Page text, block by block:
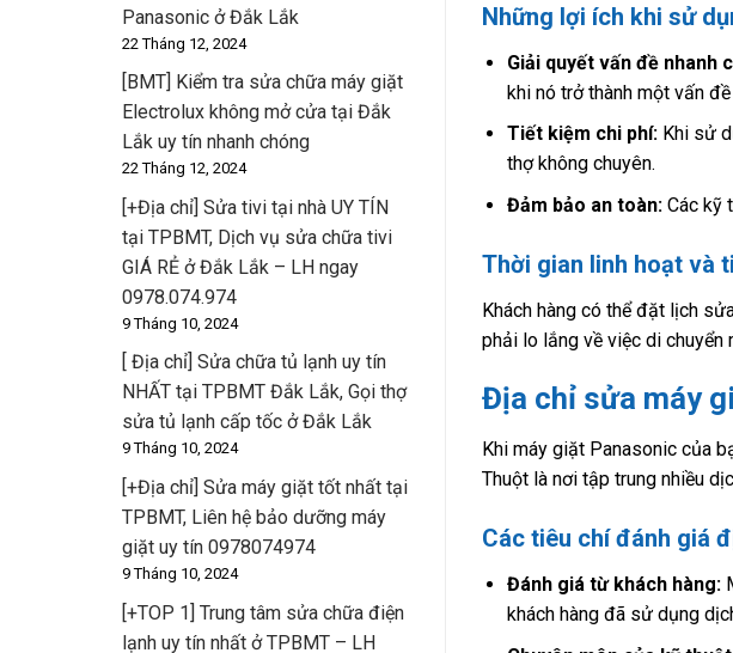
Panasonic ở Đắk Lắk
22 Tháng 12, 2024
[BMT] Kiểm tra sửa chữa máy giặt
Electrolux không mở cửa tại Đắk
Lắk uy tín nhanh chóng
22 Tháng 12, 2024
[+Địa chỉ] Sửa tivi tại nhà UY TÍN
tại TPBMT, Dịch vụ sửa chữa tivi
GIÁ RẺ ở Đắk Lắk – LH ngay
0978.074.974
9 Tháng 10, 2024
[ Địa chỉ] Sửa chữa tủ lạnh uy tín
NHẤT tại TPBMT Đắk Lắk, Gọi thợ
sửa tủ lạnh cấp tốc ở Đắk Lắk
9 Tháng 10, 2024
[+Địa chỉ] Sửa máy giặt tốt nhất tại
TPBMT, Liên hệ bảo dưỡng máy
giặt uy tín 0978074974
9 Tháng 10, 2024
[+TOP 1] Trung tâm sửa chữa điện
lạnh uy tín nhất ở TPBMT – LH
Những lợi ích khi sử
Giải quyết vấn đề nhanh
khi nó trở thành một vấn đề
Tiết kiệm chi phí:Khi sử
thợ không chuyên.
Đảm bảo an toàn:Các kỹ
Thời gian linh hoạt và
Khách hàng có thể đặt lịch
phải lo lắng về việc di
Địa chỉ sửa máy
Khi máy giặt Panasonic của
Thuột là nơi tập trung nhiều
Các tiêu chí đánh giá
Đánh giá từ khách hàng:
khách hàng đã sử dụng